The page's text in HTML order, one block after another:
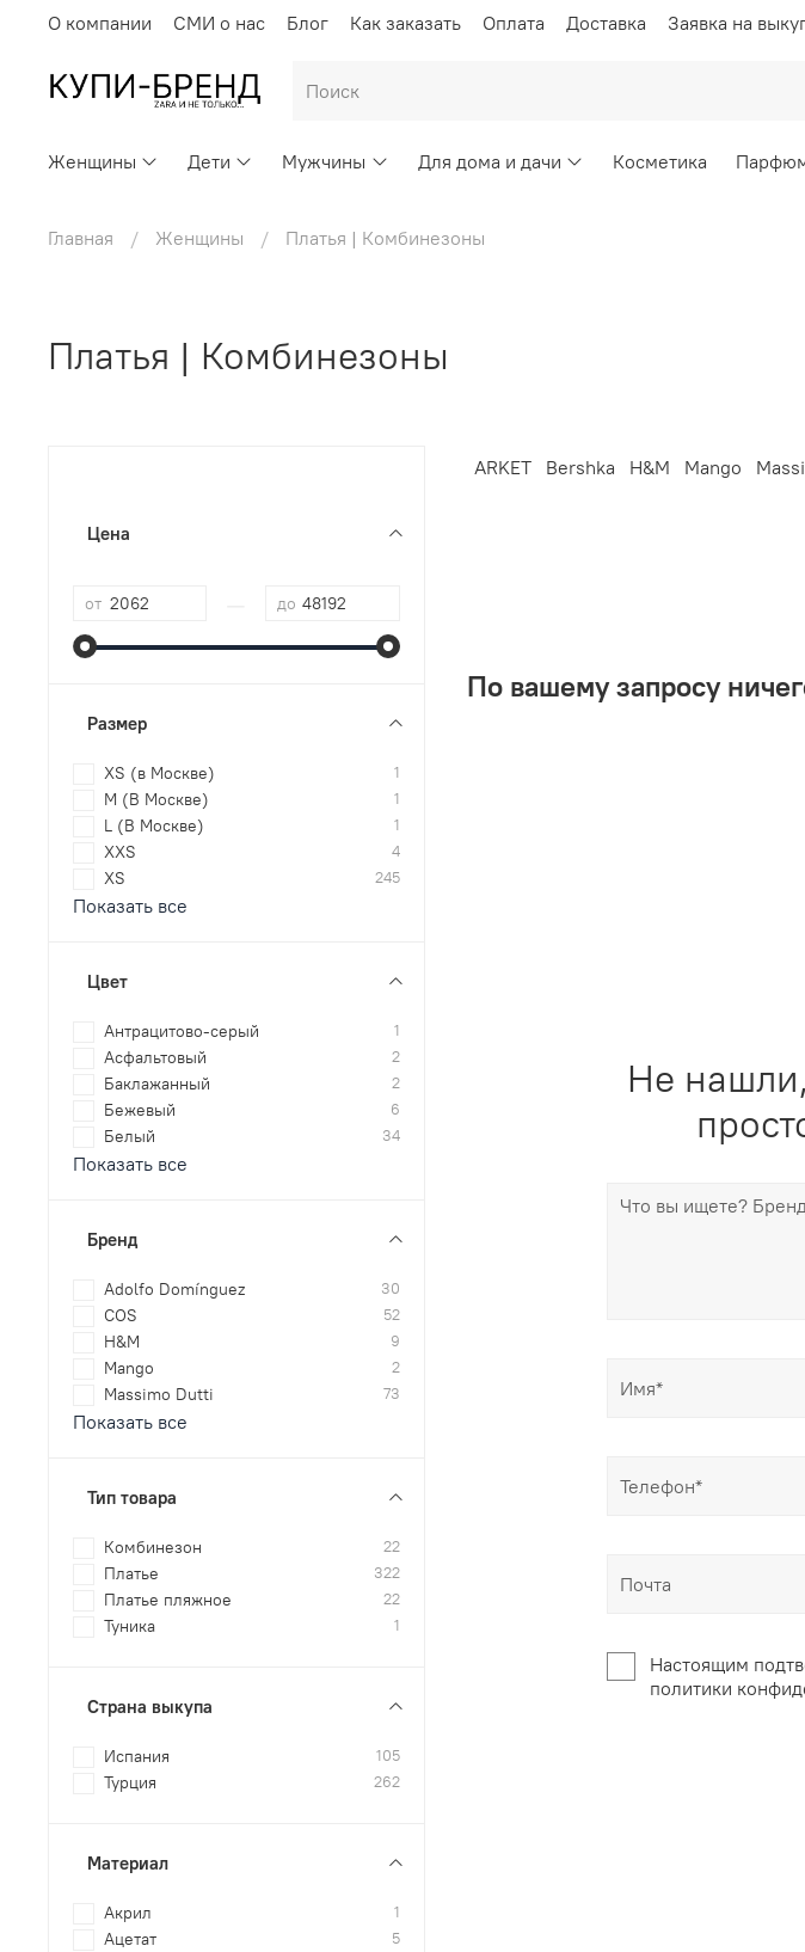
О компании СМИ о нас Блог Как заказать Оплата Доставка Заявка на
Женщины Дети Мужчины Для дома и дачи Косметика
Главная Женщины Платья | Комбинезоны
Платья | Комбинезоны
ARKET Bershka H&M Mango
По вашему запросу
Не
Настоящим
политики
Цена
от до
Размер
XS (в Москве) 1
M (В Москве) 1
L (В Москве) 1
XXS 4
XS 245
Показать все
Цвет
Антрацитово-серый 1
Асфальтовый 2
Баклажанный 2
Бежевый 6
Белый 34
Показать все
Бренд
Adolfo Domínguez 30
COS 52
H&M 9
Mango 2
Massimo Dutti 73
Показать все
Тип товара
Комбинезон 22
Платье 322
Платье пляжное 22
Туника 1
Страна выкупа
Испания 105
Турция 262
Материал
Акрил 1
Ацетат 5